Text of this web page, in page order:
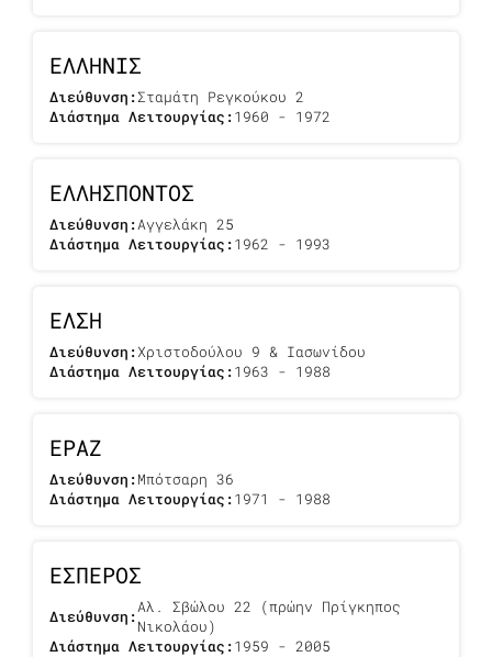
ΕΛΛΗΝΙΣ
Διεύθυνση:Σταμάτη Ρεγκούκου 2
Διάστημα Λειτουργίας:1960 - 1972
ΕΛΛΗΣΠΟΝΤΟΣ
Διεύθυνση:Αγγελάκη 25
Διάστημα Λειτουργίας:1962 - 1993
ΕΛΣΗ
Διεύθυνση:Χριστοδούλου 9 & Ιασωνίδου
Διάστημα Λειτουργίας:1963 - 1988
ΕΡΑΖ
Διεύθυνση:Μπότσαρη 36
Διάστημα Λειτουργίας:1971 - 1988
ΕΣΠΕΡΟΣ
Διεύθυνση:Αλ. Σβώλου 22 (πρώην Πρίγκηπος
Νικολάου)
Διάστημα Λειτουργίας:1959 - 2005